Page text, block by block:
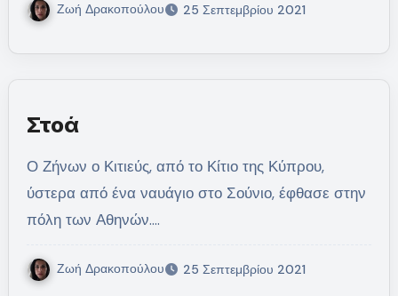
Ζωή Δρακοπούλου 25 Σεπτεμβρίου 2021
Στοά
Ο Ζήνων ο Κιτιεύς, από το Κίτιο της Κύπρου,
ύστερα από ένα ναυάγιο στο Σούνιο, έφθασε στην
πόλη των Αθηνών.…
Ζωή Δρακοπούλου 25 Σεπτεμβρίου 2021